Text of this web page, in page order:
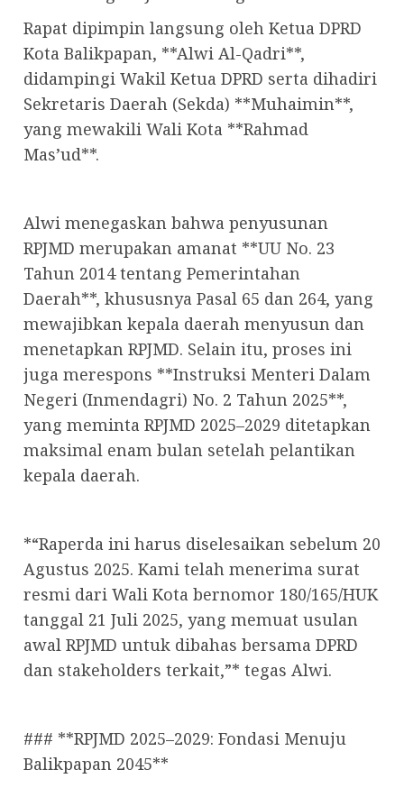
Rapat dipimpin langsung oleh Ketua DPRD
Kota Balikpapan, **Alwi Al-Qadri**,
didampingi Wakil Ketua DPRD serta dihadiri
Sekretaris Daerah (Sekda) **Muhaimin**,
yang mewakili Wali Kota **Rahmad
Mas’ud**.
Alwi menegaskan bahwa penyusunan
RPJMD merupakan amanat **UU No. 23
Tahun 2014 tentang Pemerintahan
Daerah**, khususnya Pasal 65 dan 264, yang
mewajibkan kepala daerah menyusun dan
menetapkan RPJMD. Selain itu, proses ini
juga merespons **Instruksi Menteri Dalam
Negeri (Inmendagri) No. 2 Tahun 2025**,
yang meminta RPJMD 2025–2029 ditetapkan
maksimal enam bulan setelah pelantikan
kepala daerah.
*“Raperda ini harus diselesaikan sebelum 20
Agustus 2025. Kami telah menerima surat
resmi dari Wali Kota bernomor 180/165/HUK
tanggal 21 Juli 2025, yang memuat usulan
awal RPJMD untuk dibahas bersama DPRD
dan stakeholders terkait,”* tegas Alwi.
### **RPJMD 2025–2029: Fondasi Menuju
Balikpapan 2045**